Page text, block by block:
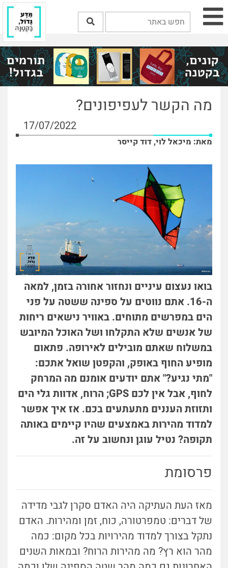
מה הקשר לעפיפונים?
17/07/2022
מאת: מיכאל לוי, דוד קייסר
בואו נעצום עיניים ונחזור אחורה בזמן, למאה
ה-16. אתם נווטים על ספינה ששטה על פני
הים במפרשים מתוחים. באוויר נישאים ריחות
של אנשים שלא התקלחו ושל האוכל המיובש
במשלוח שאתם מובילים לאירופה. פתאום
מופיע החוף באופק, והקפטן שואל אתכם:
"מתי נגיע?" אתם יודעים אומנם מה המרחק
לחוף, אבל אין לכם GPS; הרוח, אדוות גלי הים
ותזוזת העננים מתעתעים בכם. אז איך אפשר
למדוד מהירות באמצעים שהיו קיימים באותה
תקופה? נטיל עוגן ונחשוב על זה.
פרסומת
מאז העת העתיקה היה האדם סקרן לגבי מדידה
של דברים: טמפרטורה, כוח, זמן ומהירות. האדם
נתקל בצורך למדוד מהירויות בכל מקום: כמה
מהר הוא רץ? מה מהירות הרוח? ובמאות השנים